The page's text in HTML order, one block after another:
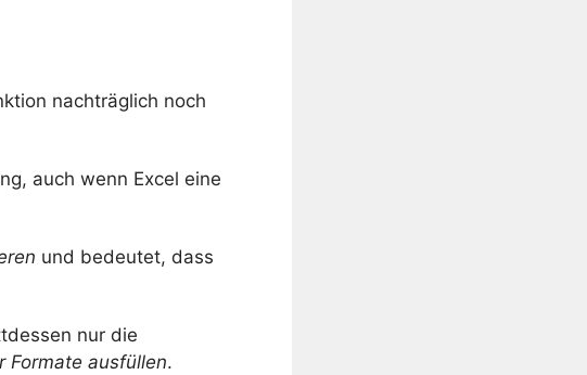
nachträglich noch
auch wenn Excel eine
und bedeutet, dass
nur die
Formate ausfüllen.